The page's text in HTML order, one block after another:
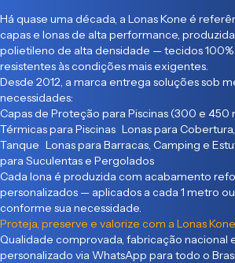
Há quase uma década, a Lonas Kone é
capas e lonas de alta performance,
polietileno de alta densidade — tecidos 100%
resistentes às condições mais exigentes.
Desde 2012, a marca entrega soluções sob
necessidades:
Capas de Proteção para Piscinas (300 e 450
Térmicas para Piscinas Lonas para
Tanque Lonas para Barracas, Camping e
para Suculentas e Pergolados
Cada lona é produzida com acabamento
personalizados — aplicados a cada 1 metro
conforme sua necessidade.
Proteja, preserve e valorize com a Lonas
Qualidade comprovada, fabricação nacional
personalizado via WhatsApp para todo o